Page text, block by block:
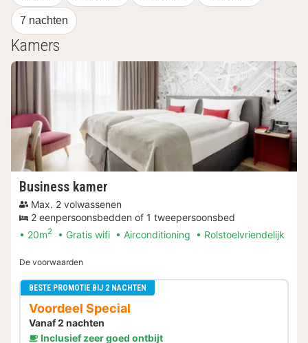
7 nachten
Kamers
Business kamer
Max. 2 volwassenen
2 eenpersoonsbedden of 1 tweepersoonsbed
20m2 Gratis wifi Airconditioning Rolstoelvriendelijk
De voorwaarden
BESTE PROMOTIE BIJ 2 NACHTEN
Voordeel Special
Vanaf 2 nachten
Inclusief zeer goed ontbijt